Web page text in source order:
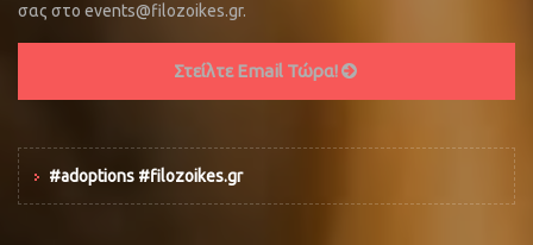
σας στο events@filozoikes.gr.
Στείλτε Email Τώρα!
#adoptions #filozoikes.gr